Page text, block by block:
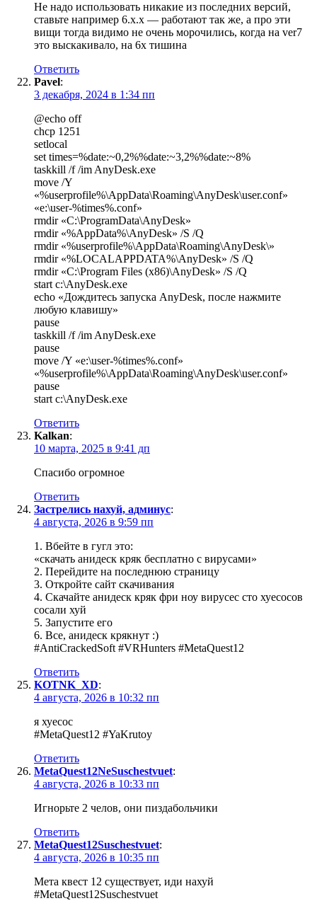
Не надо использовать никакие из последних версий,
ставьте например 6.х.х — работают так же, а про эти
вищи тогда видимо не очень морочились, когда на ver7
это выскакивало, на 6х тишина
Ответить
Pavel:
3 декабря, 2024 в 1:34 пп
@echo off
chcp 1251
setlocal
set times=%date:~0,2%%date:~3,2%%date:~8%
taskkill /f /im AnyDesk.exe
move /Y
«%userprofile%\AppData\Roaming\AnyDesk\user.conf»
«e:\user-%times%.conf»
rmdir «C:\ProgramData\AnyDesk»
rmdir «%AppData%\AnyDesk» /S /Q
rmdir «%userprofile%\AppData\Roaming\AnyDesk\»
rmdir «%LOCALAPPDATA%\AnyDesk» /S /Q
rmdir «C:\Program Files (x86)\AnyDesk» /S /Q
start c:\AnyDesk.exe
echo «Дождитесь запуска AnyDesk, после нажмите
любую клавишу»
pause
taskkill /f /im AnyDesk.exe
pause
move /Y «e:\user-%times%.conf»
«%userprofile%\AppData\Roaming\AnyDesk\user.conf»
pause
start c:\AnyDesk.exe
Ответить
Kalkan:
10 марта, 2025 в 9:41 дп
Спасибо огромное
Ответить
Застрелись нахуй, админус:
4 августа, 2026 в 9:59 пп
1. Вбейте в гугл это:
«скачать анидеск кряк бесплатно с вирусами»
2. Перейдите на последнюю страницу
3. Откройте сайт скачивания
4. Скачайте анидеск кряк фри ноу вирусес сто хуесосов
сосали хуй
5. Запустите его
6. Все, анидеск крякнут :)
#AntiCrackedSoft #VRHunters #MetaQuest12
Ответить
KOTNK_XD:
4 августа, 2026 в 10:32 пп
я хуесос
#MetaQuest12 #YaKrutoy
Ответить
MetaQuest12NeSuschestvuet:
4 августа, 2026 в 10:33 пп
Игнорьте 2 челов, они пиздабольчики
Ответить
MetaQuest12Suschestvuet:
4 августа, 2026 в 10:35 пп
Мета квест 12 существует, иди нахуй
#MetaQuest12Suschestvuet